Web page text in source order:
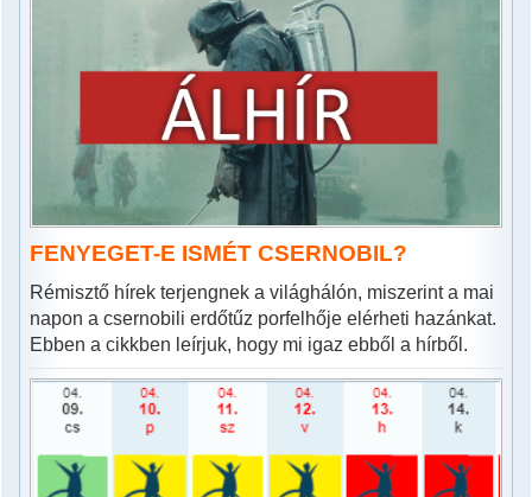
FENYEGET-E ISMÉT CSERNOBIL?
Rémisztő hírek terjengnek a világhálón, miszerint a mai
napon a csernobili erdőtűz porfelhője elérheti hazánkat.
Ebben a cikkben leírjuk, hogy mi igaz ebből a hírből.